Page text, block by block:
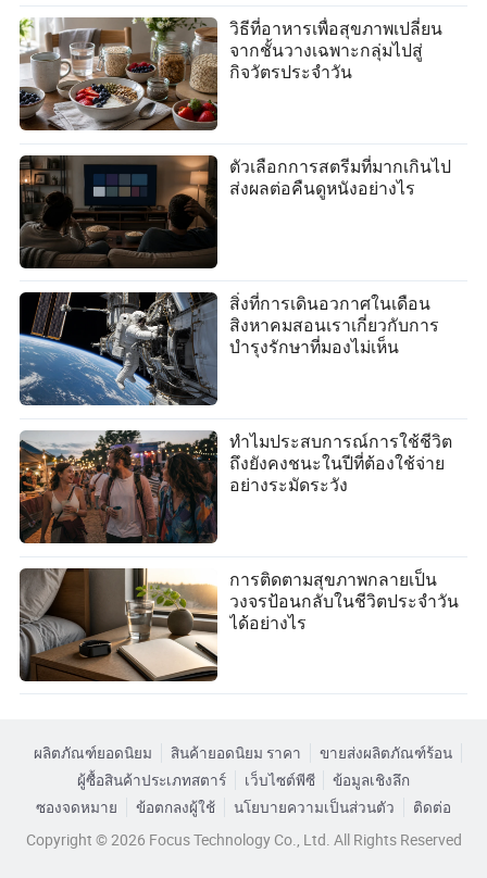
วิธีที่อาหารเพื่อสุขภาพเปลี่ยน
จากชั้นวางเฉพาะกลุ่มไปสู่
กิจวัตรประจำวัน
ตัวเลือกการสตรีมที่มากเกินไป
ส่งผลต่อคืนดูหนังอย่างไร
สิ่งที่การเดินอวกาศในเดือน
สิงหาคมสอนเราเกี่ยวกับการ
บำรุงรักษาที่มองไม่เห็น
ทำไมประสบการณ์การใช้ชีวิต
ถึงยังคงชนะในปีที่ต้องใช้จ่าย
อย่างระมัดระวัง
การติดตามสุขภาพกลายเป็น
วงจรป้อนกลับในชีวิตประจำวัน
ได้อย่างไร
ผลิตภัณฑ์ยอดนิยม สินค้ายอดนิยม ราคา
ขายส่งผลิตภัณฑ์ร้อน
ผู้ซื้อสินค้าประเภทสตาร์
เว็บไซต์พีซี
ข้อมูลเชิงลึก
ซองจดหมาย
ข้อตกลงผู้ใช้ นโยบายความเป็นส่วนตัว
ติดต่อ
Copyright © 2026 Focus Technology Co., Ltd. All Rights Reserved